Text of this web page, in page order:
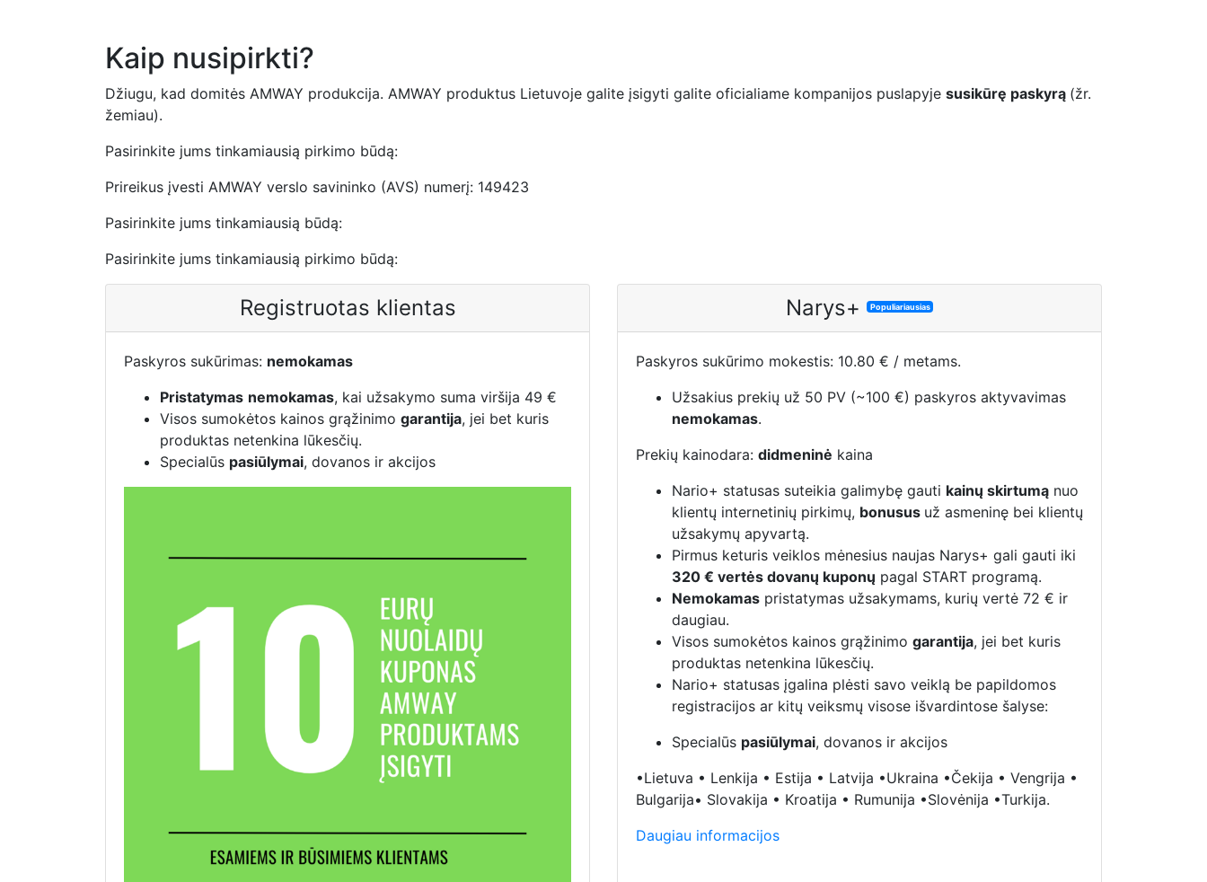
Kaip nusipirkti?
Džiugu, kad domitės AMWAY produkcija. AMWAY produktus Lietuvoje galite įsigyti galite oficialiame kompanijos puslapyje susikūrę paskyrą (žr.
žemiau).
Pasirinkite jums tinkamiausią pirkimo būdą:
Prireikus įvesti AMWAY verslo savininko (AVS) numerį: 149423
Pasirinkite jums tinkamiausią būdą:
Pasirinkite jums tinkamiausią pirkimo būdą:
Registruotas klientas
Paskyros sukūrimas: nemokamas
Pristatymas nemokamas, kai užsakymo suma viršija 49 €
Visos sumokėtos kainos grąžinimo garantija, jei bet kuris
produktas netenkina lūkesčių.
Specialūs pasiūlymai, dovanos ir akcijos
Narys+ Populiariausias
Paskyros sukūrimo mokestis: 10.80 € / metams.
Užsakius prekių už 50 PV (~100 €) paskyros aktyvavimas
nemokamas.
Prekių kainodara: didmeninė kaina
Nario+ statusas suteikia galimybę gauti kainų skirtumą nuo
klientų internetinių pirkimų, bonusus už asmeninę bei klientų
užsakymų apyvartą.
Pirmus keturis veiklos mėnesius naujas Narys+ gali gauti iki
320 € vertės dovanų kuponų pagal START programą.
Nemokamas pristatymas užsakymams, kurių vertė 72 € ir
daugiau.
Visos sumokėtos kainos grąžinimo garantija, jei bet kuris
produktas netenkina lūkesčių.
Nario+ statusas įgalina plėsti savo veiklą be papildomos
registracijos ar kitų veiksmų visose išvardintose šalyse:
Specialūs pasiūlymai, dovanos ir akcijos
•Lietuva • Lenkija • Estija • Latvija •Ukraina •Čekija • Vengrija •
Bulgarija• Slovakija • Kroatija • Rumunija •Slovėnija •Turkija.
Daugiau informacijos